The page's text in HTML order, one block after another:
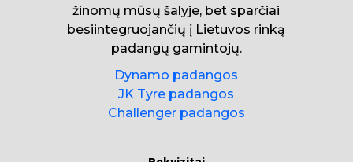
žinomų mūsų šalyje, bet sparčiai
besiintegruojančių į Lietuvos rinką
padangų gamintojų.
Dynamo padangos
JK Tyre padangos
Challenger padangos